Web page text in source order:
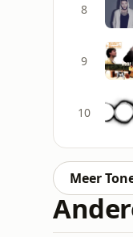
8
9
10
Meer